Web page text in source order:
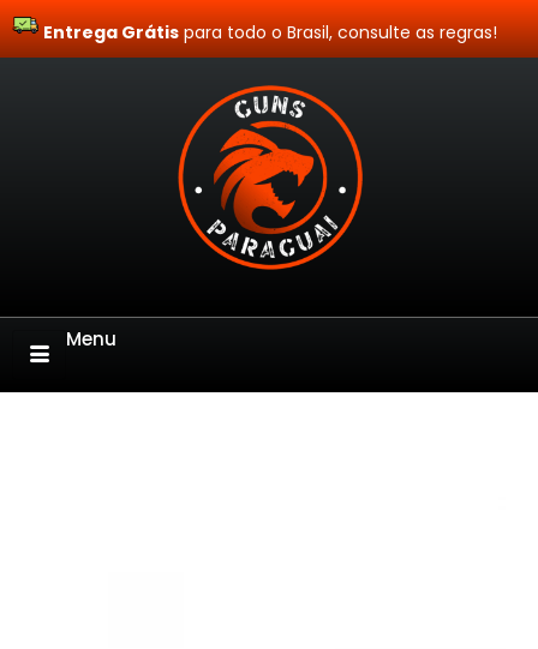
Site Blindado
Entrega Grátispara todo o Brasil, consulte as regras!
Menu